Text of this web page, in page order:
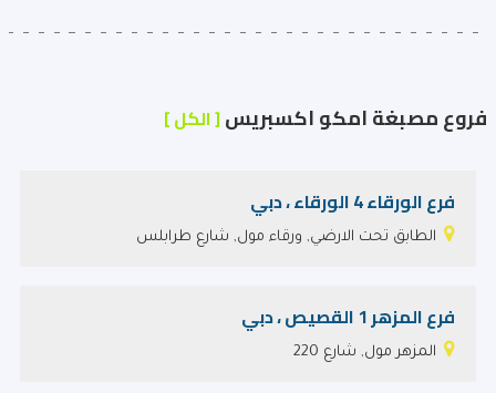
فروع مصبغة امكو اكسبريس[ الكل ]
فرع الورقاء 4 الورقاء ، دبي
الطابق تحت الارضي, ورقاء مول, شارع طرابلس
فرع المزهر 1 القصيص ، دبي
المزهر مول, شارع 220